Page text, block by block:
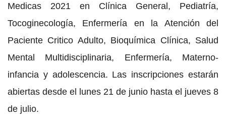
Medicas 2021 en Clínica General, Pediatría,
Tocoginecología, Enfermería en la Atención del
Paciente Critico Adulto, Bioquímica Clínica, Salud
Mental Multidisciplinaria, Enfermería, Materno-
infancia y adolescencia. Las inscripciones estarán
abiertas desde el lunes 21 de junio hasta el jueves 8
de julio.